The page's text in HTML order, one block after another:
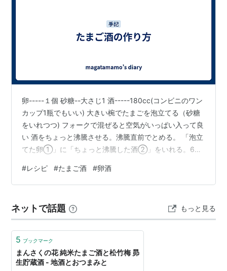
卵-----１個 砂糖--大さじ1 酒-----180cc(コンビニのワン
カップ1瓶でもいい) 大きい椀でたまごを泡立てる（砂糖
をいれつつ) フォークで混ぜると空気がいっぱい入って良
い 酒をちょっと沸騰させる。沸騰直前でとめる。 「泡立
てた卵①」に「ちょっと沸騰した酒②」をいれる。60
つ。 風邪のとき飲んでそのまま寝ると風邪が治るらし
い。
#レシピ #たまご酒 #卵酒
ネットで話題 もっと見る
5 ブックマーク
まんさくの花 純米たまご酒と松竹梅 昴
生貯蔵酒 - 地酒とおつまみと